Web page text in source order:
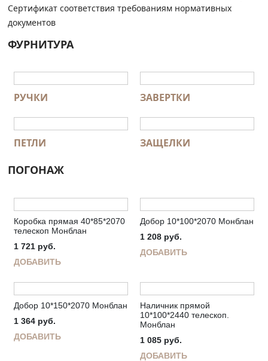
Сертификат соответствия требованиям нормативных
документов
ФУРНИТУРА
РУЧКИ ЗАВЕРТКИ
ПЕТЛИ ЗАЩЕЛКИ
ПОГОНАЖ
Коробка прямая 40*85*2070
телескоп Монблан
1 721 руб.
ДОБАВИТЬ
Добор 10*100*2070 Монблан
1 208 руб.
ДОБАВИТЬ
Добор 10*150*2070 Монблан
1 364 руб.
ДОБАВИТЬ
Наличник прямой
10*100*2440 телескоп.
Монблан
1 085 руб.
ДОБАВИТЬ